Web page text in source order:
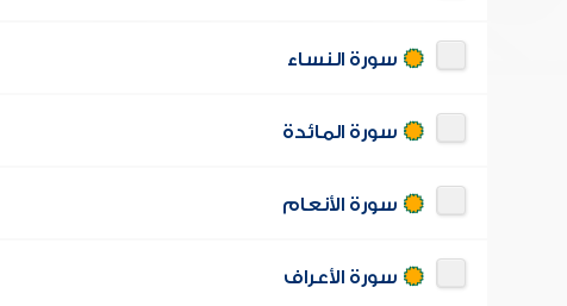
سورة النساء
سورة المائدة
سورة الأنعام
سورة الأعراف